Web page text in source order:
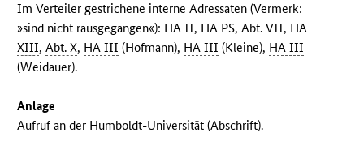
Im Verteiler gestrichene interne Adressaten (Vermerk:
»sind nicht rausgegangen«): HA II, HA PS,Abt. VII, HA
XIII,Abt. X, HA III (Hofmann), HA III (Kleine), HA III
(Weidauer).
Anlage
Aufruf an der Humboldt-Universität (Abschrift).